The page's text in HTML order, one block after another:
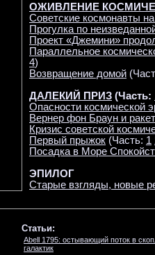
ОЖИВЛЕНИЕ
Советские космонавты
Прогулка по
Проект «Джемини»
Параллельное
4)
Возвращение домой
ДАЛЕКИЙ ПРИЗ (Часть:
Опасности космической
Вернер фон Браун и
Кризис советской
Первый прыжок (Часть: 1
Посадка в Море
ЭПИЛОГ
Старые взгляды, новые
Статьи:
Abell 1795: остывающий поток в
галактик